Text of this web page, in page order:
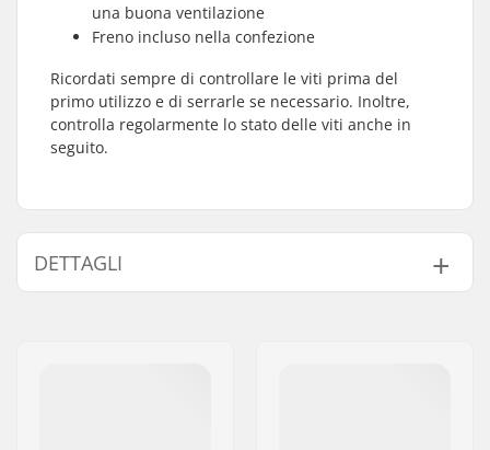
una buona ventilazione
Freno incluso nella confezione
Ricordati sempre di controllare le viti prima del
primo utilizzo e di serrarle se necessario. Inoltre,
controlla regolarmente lo stato delle viti anche in
seguito.
DETTAGLI